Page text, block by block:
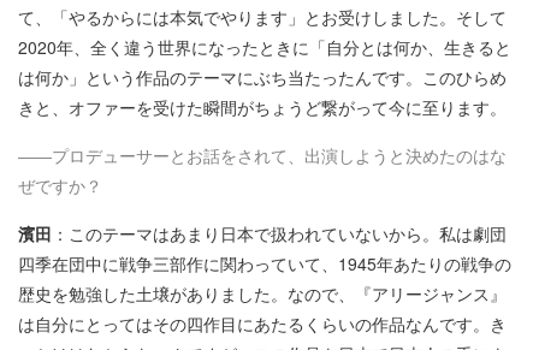
て、「やるからには本気でやります」とお受けしました。そして
2020年、全く違う世界になったときに「自分とは何か、生きると
は何か」という作品のテーマにぶち当たったんです。このひらめ
きと、オファーを受けた瞬間がちょうど繋がって今に至ります。
――プロデューサーとお話をされて、出演しようと決めたのはな
ぜですか？
濱田 ：このテーマはあまり日本で扱われていないから。私は劇団
四季在団中に戦争三部作に関わっていて、1945年あたりの戦争の
歴史を勉強した土壌がありました。なので、『アリージャンス』
は自分にとってはその四作目にあたるくらいの作品なんです。き